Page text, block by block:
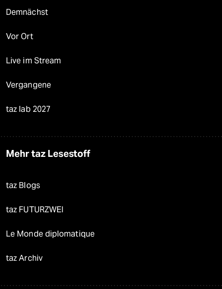
Demnächst
Vor Ort
Live im Stream
Vergangene
taz lab 2027
Mehr taz Lesestoff
taz Blogs
taz FUTURZWEI
Le Monde diplomatique
taz Archiv